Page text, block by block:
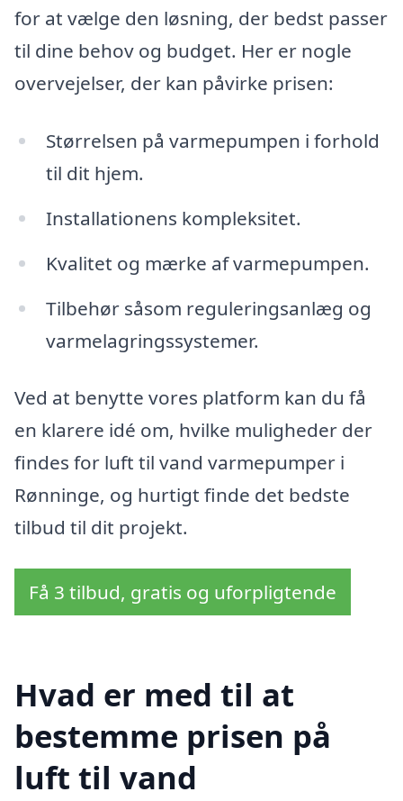
for at vælge den løsning, der bedst passer
til dine behov og budget. Her er nogle
overvejelser, der kan påvirke prisen:
Størrelsen på varmepumpen i forhold
til dit hjem.
Installationens kompleksitet.
Kvalitet og mærke af varmepumpen.
Tilbehør såsom reguleringsanlæg og
varmelagringssystemer.
Ved at benytte vores platform kan du få
en klarere idé om, hvilke muligheder der
findes for luft til vand varmepumper i
Rønninge, og hurtigt finde det bedste
tilbud til dit projekt.
Få 3 tilbud, gratis og uforpligtende
Hvad er med til at
bestemme prisen på
luft til vand